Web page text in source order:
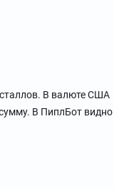
В валюте США
В ПиплБот видно